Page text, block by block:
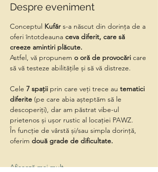
Despre eveniment
Conceptul Kufăr s-a născut din dorința de a
oferi întotdeauna ceva diferit, care să
creeze amintiri plăcute.
Astfel, vă propunem o oră de provocări care
să vă testeze abilitățile și să vă distreze.
Cele 7 spații prin care veți trece au tematici
diferite (pe care abia așteptăm să le
descoperiți), dar am păstrat vibe-ul
prietenos și ușor rustic al locației PAWZ.
În funcție de vârstă și/sau simpla dorință,
oferim două grade de dificultate.
Afișează mai mult